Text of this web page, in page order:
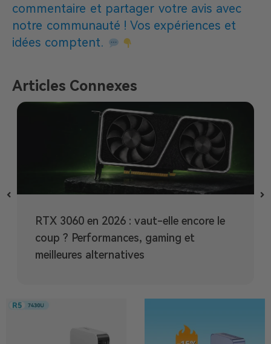
commentaire et partager votre avis avec
notre communauté ! Vos expériences et
idées comptent.
Articles Connexes
RTX 3060 en 2026 : vaut-elle encore le
coup ? Performances, gaming et
meilleures alternatives